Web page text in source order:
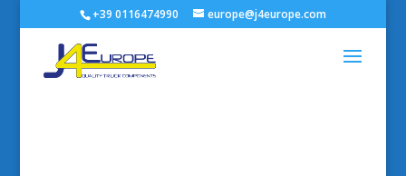
+39 0116474990 europe@j4europe.com